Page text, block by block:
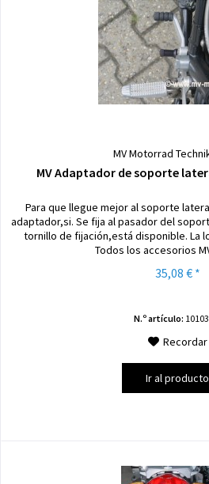
MV Motorrad
MV Adaptador de soporte
Para que llegue mejor al soporte
adaptador,si. Se fija al pasador del
tornillo de fijación,está disponible. La
Todos los accesorios
35,08 € *
N.º artículo:
Recordar
Ir al producto